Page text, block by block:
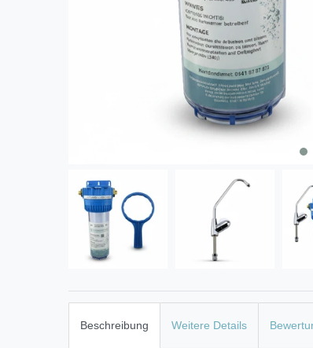
Beschreibung Weitere Details